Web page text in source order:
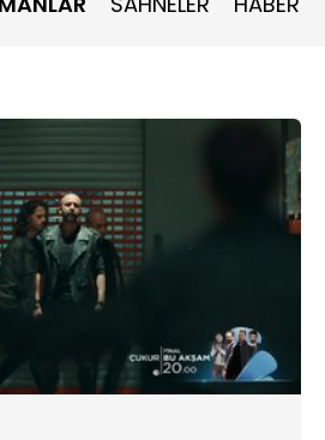
geçmişi ortak bir hayat
midir?